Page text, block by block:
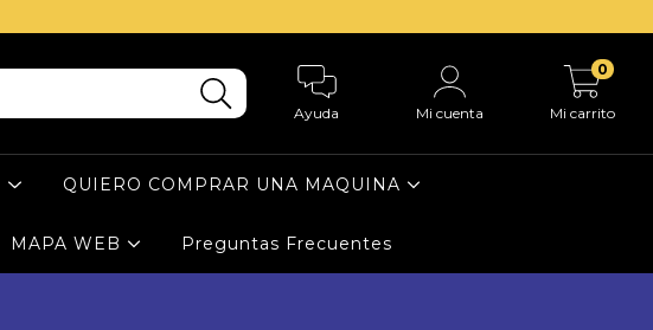
Ayuda Mi cuenta Mi carrito
0
QUIERO COMPRAR UNA MAQUINA
MAPA WEB Preguntas Frecuentes